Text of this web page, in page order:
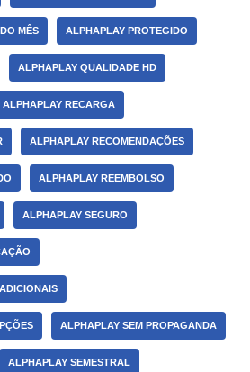
MÊS ALPHAPLAY PROTEGIDO
ALPHAPLAY QUALIDADE HD
ALPHAPLAY RECARGA
ALPHAPLAY RECOMENDAÇÕES
ALPHAPLAY REEMBOLSO
ALPHAPLAY SEGURO
ALPHAPLAY SEM PROPAGANDA
ALPHAPLAY SEMESTRAL